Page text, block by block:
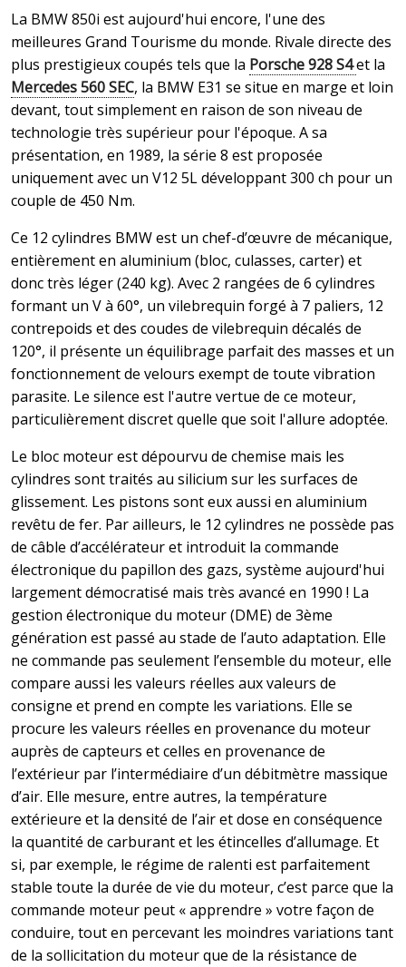
La BMW 850i est aujourd'hui encore, l'une des
meilleures Grand Tourisme du monde. Rivale directe des
plus prestigieux coupés tels que la Porsche 928 S4et la
Mercedes 560 SEC, la BMW E31 se situe en marge et loin
devant, tout simplement en raison de son niveau de
technologie très supérieur pour l'époque. A sa
présentation, en 1989, la série 8 est proposée
uniquement avec un V12 5L développant 300 ch pour un
couple de 450 Nm.
Ce 12 cylindres BMW est un chef-d’œuvre de mécanique,
entièrement en aluminium (bloc, culasses, carter) et
donc très léger (240 kg). Avec 2 rangées de 6 cylindres
formant un V à 60°, un vilebrequin forgé à 7 paliers, 12
contrepoids et des coudes de vilebrequin décalés de
120°, il présente un équilibrage parfait des masses et un
fonctionnement de velours exempt de toute vibration
parasite. Le silence est l'autre vertue de ce moteur,
particulièrement discret quelle que soit l'allure adoptée.
Le bloc moteur est dépourvu de chemise mais les
cylindres sont traités au silicium sur les surfaces de
glissement. Les pistons sont eux aussi en aluminium
revêtu de fer. Par ailleurs, le 12 cylindres ne possède pas
de câble d’accélérateur et introduit la commande
électronique du papillon des gazs, système aujourd'hui
largement démocratisé mais très avancé en 1990 ! La
gestion électronique du moteur (DME) de 3ème
génération est passé au stade de l’auto adaptation. Elle
ne commande pas seulement l’ensemble du moteur, elle
compare aussi les valeurs réelles aux valeurs de
consigne et prend en compte les variations. Elle se
procure les valeurs réelles en provenance du moteur
auprès de capteurs et celles en provenance de
l’extérieur par l’intermédiaire d’un débitmètre massique
d’air. Elle mesure, entre autres, la température
extérieure et la densité de l’air et dose en conséquence
la quantité de carburant et les étincelles d’allumage. Et
si, par exemple, le régime de ralenti est parfaitement
stable toute la durée de vie du moteur, c’est parce que la
commande moteur peut « apprendre » votre façon de
conduire, tout en percevant les moindres variations tant
de la sollicitation du moteur que de la résistance de